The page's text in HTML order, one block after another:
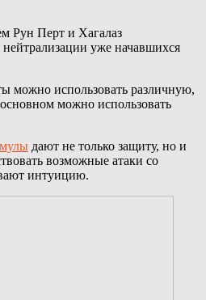
Рун Перт и Хагалаз
уже начавшихся
можно использовать различную,
можно использовать
дают не только защиту, но и
возможные атаки со
интуицию.